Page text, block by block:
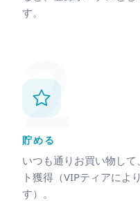
す。
2
貯める
いつも通りお買い物し
ト獲得（VIPティアによ
す）。